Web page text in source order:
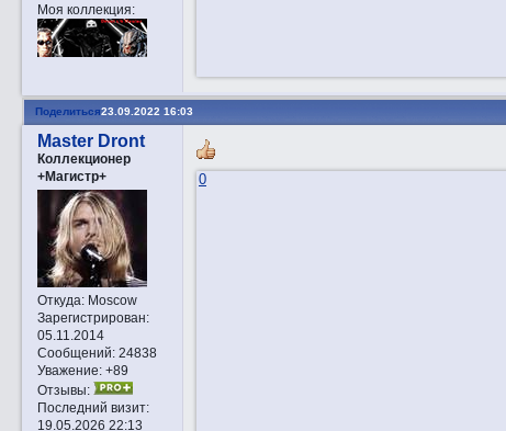
Моя коллекция:
Поделиться23.09.2022 16:03
Master Dront
Коллекционер
+Магистр+
Откуда:Moscow
Зарегистрирован:
05.11.2014
Сообщений:24838
Уважение: +89
Отзывы:
Последний визит:
19.05.2026 22:13
0